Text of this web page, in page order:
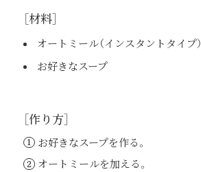
［材料］
オートミール（インスタントタイプ）
お好きなスープ
［作り方］
お好きなスープを作る。
オートミールを加える。